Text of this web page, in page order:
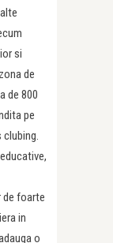
si
de
de 800
pe
de foarte
in
o